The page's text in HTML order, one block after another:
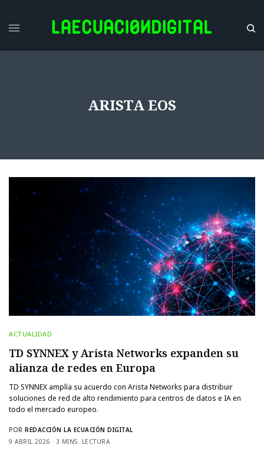
ARISTA EOS
ACTUALIDAD
TD SYNNEX y Arista Networks expanden su
alianza de redes en Europa
TD SYNNEX amplía su acuerdo con Arista Networks para distribuir
soluciones de red de alto rendimiento para centros de datos e IA en
todo el mercado europeo.
POR REDACCIÓN LA ECUACIÓN DIGITAL
9 ABRIL 2026
3 MINS. LECTURA